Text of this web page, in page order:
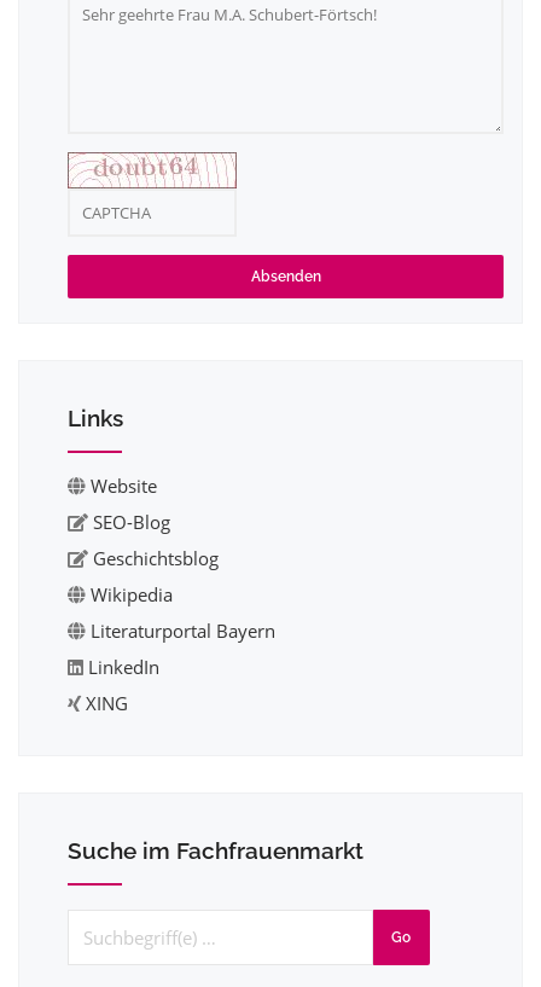
Absenden
Links
Website
SEO-Blog
Geschichtsblog
Wikipedia
Literaturportal Bayern
LinkedIn
XING
Suche im Fachfrauenmarkt
Go